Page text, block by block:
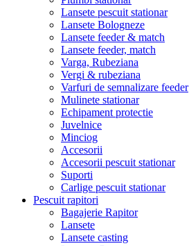
Lansete pescuit stationar
Lansete Bologneze
Lansete feeder & match
Lansete feeder, match
Varga, Rubeziana
Vergi & rubeziana
Varfuri de semnalizare feeder
Mulinete stationar
Echipament protectie
Juvelnice
Minciog
Accesorii
Accesorii pescuit stationar
Suporti
Carlige pescuit stationar
Pescuit rapitori
Bagajerie Rapitor
Lansete
Lansete casting